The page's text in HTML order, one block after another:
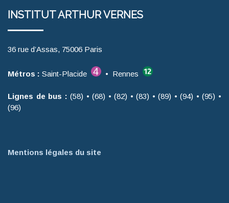
INSTITUT ARTHUR VERNES
36 rue d’Assas, 75006 Paris
Métros : Saint-Placide • Rennes
Lignes de bus : (58) • (68) • (82) • (83) • (89) • (94) • (95) •
(96)
Mentions légales du site